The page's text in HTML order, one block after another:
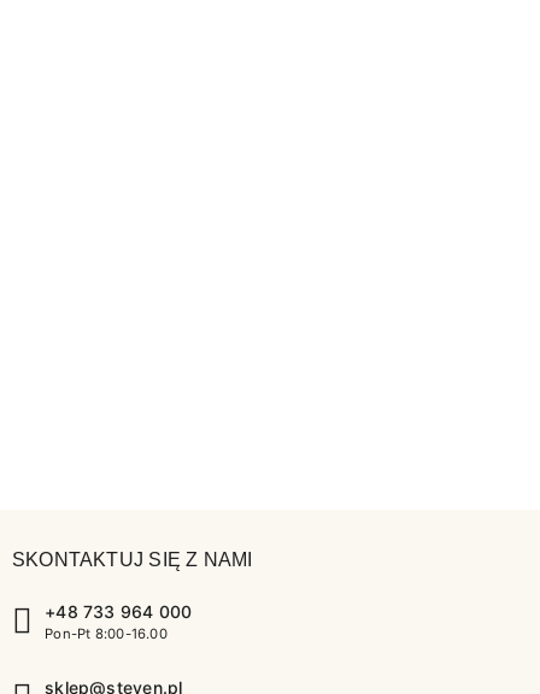
SKONTAKTUJ SIĘ Z NAMI
+48 733 964 000
Pon-Pt 8:00-16.00
sklep@steven.pl